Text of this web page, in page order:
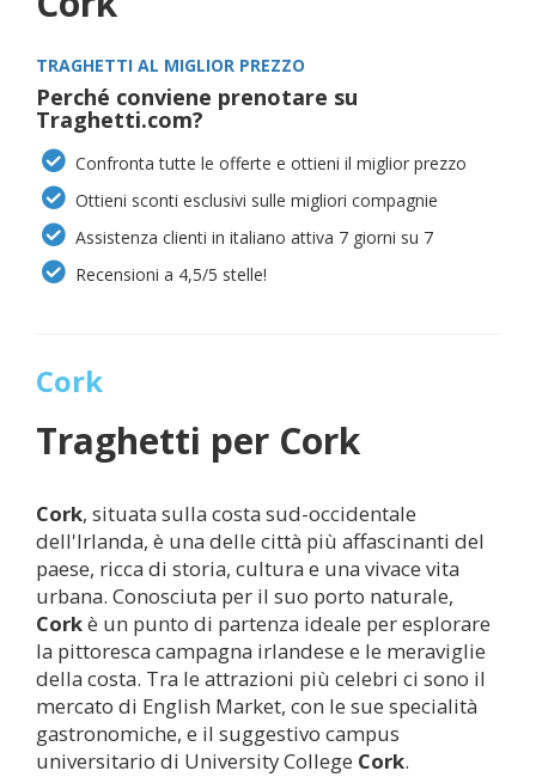
TRAGHETTI AL MIGLIOR PREZZO
Perché conviene prenotare su
Traghetti.com?
Confronta tutte le offerte e ottieni il miglior prezzo
Ottieni sconti esclusivi sulle migliori compagnie
Assistenza clienti in italiano attiva 7 giorni su 7
Recensioni a 4,5/5 stelle!
Cork
Traghetti per Cork
Cork, situata sulla costa sud-occidentale
dell'Irlanda, è una delle città più affascinanti del
paese, ricca di storia, cultura e una vivace vita
urbana. Conosciuta per il suo porto naturale,
Corkè un punto di partenza ideale per esplorare
la pittoresca campagna irlandese e le meraviglie
della costa. Tra le attrazioni più celebri ci sono il
mercato di English Market, con le sue specialità
gastronomiche, e il suggestivo campus
universitario di University College Cork.